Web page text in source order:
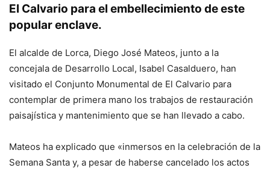
El Calvario para el embellecimiento de este
popular enclave.
El alcalde de Lorca, Diego José Mateos, junto a la
concejala de Desarrollo Local, Isabel Casalduero, han
visitado el Conjunto Monumental de El Calvario para
contemplar de primera mano los trabajos de restauración
paisajística y mantenimiento que se han llevado a cabo.
Mateos ha explicado que «inmersos en la celebración de la
Semana Santa y, a pesar de haberse cancelado los actos